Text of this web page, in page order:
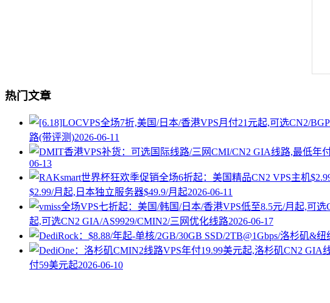
热门文章
路(带评测)2026-06-11
06-13
$2.99/月起,日本独立服务器$49.9/月起2026-06-11
起,可选CN2 GIA/AS9929/CMIN2/三网优化线路2026-06-17
付59美元起2026-06-10